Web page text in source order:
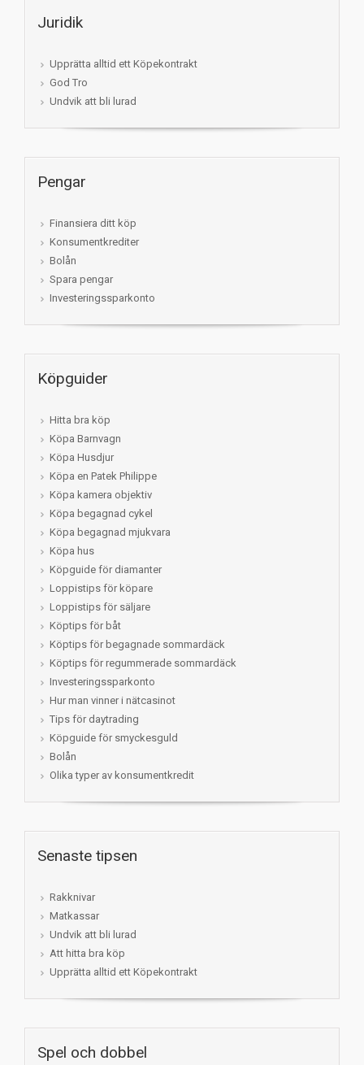
Juridik
Upprätta alltid ett Köpekontrakt
God Tro
Undvik att bli lurad
Pengar
Finansiera ditt köp
Konsumentkrediter
Bolån
Spara pengar
Investeringssparkonto
Köpguider
Hitta bra köp
Köpa Barnvagn
Köpa Husdjur
Köpa en Patek Philippe
Köpa kamera objektiv
Köpa begagnad cykel
Köpa begagnad mjukvara
Köpa hus
Köpguide för diamanter
Loppistips för köpare
Loppistips för säljare
Köptips för båt
Köptips för begagnade sommardäck
Köptips för regummerade sommardäck
Investeringssparkonto
Hur man vinner i nätcasinot
Tips för daytrading
Köpguide för smyckesguld
Bolån
Olika typer av konsumentkredit
Senaste tipsen
Rakknivar
Matkassar
Undvik att bli lurad
Att hitta bra köp
Upprätta alltid ett Köpekontrakt
Spel och dobbel